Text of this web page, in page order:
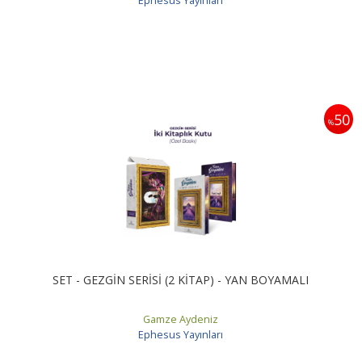
%50
SET - GEZGİN SERİSİ (2 KİTAP) - YAN BOYAMALI
Gamze Aydeniz
Ephesus Yayınları